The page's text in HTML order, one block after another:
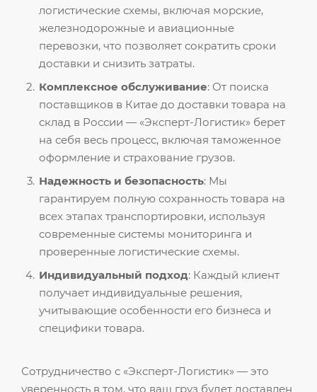
логистические схемы, включая морские,
железнодорожные и авиационные
перевозки, что позволяет сократить сроки
доставки и снизить затраты.
Комплексное обслуживание: От поиска
поставщиков в Китае до доставки товара на
склад в России — «Эксперт-Логистик» берет
на себя весь процесс, включая таможенное
оформление и страхование грузов.
Надежность и безопасность: Мы
гарантируем полную сохранность товара на
всех этапах транспортировки, используя
современные системы мониторинга и
проверенные логистические схемы.
Индивидуальный подход: Каждый клиент
получает индивидуальные решения,
учитывающие особенности его бизнеса и
специфики товара.
Сотрудничество с «Эксперт-Логистик» — это
уверенность в том, что ваш груз будет доставлен